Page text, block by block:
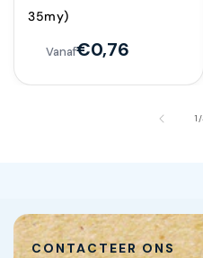
35my)
Vanaf€0,76
1/
CONTACTEER ONS